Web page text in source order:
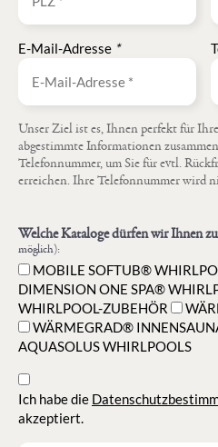
E-Mail-Adresse *
Unser Ziel ist es, Ihnen perfekt für
abgestimmte Informationen
Telefonnummer, um Sie für evtl.
erreichen. Ihre Telefonnummer wird
Welche Kataloge dürfen wir Ihnen
möglich):
MOBILE SOFTUB®
DIMENSION ONE SPA®
WHIRLPOOL-ZUBEHÖR
WÄRMEGRAD®
AQUASOLUS WHIRLPOOLS
Ich habe die
akzeptiert.